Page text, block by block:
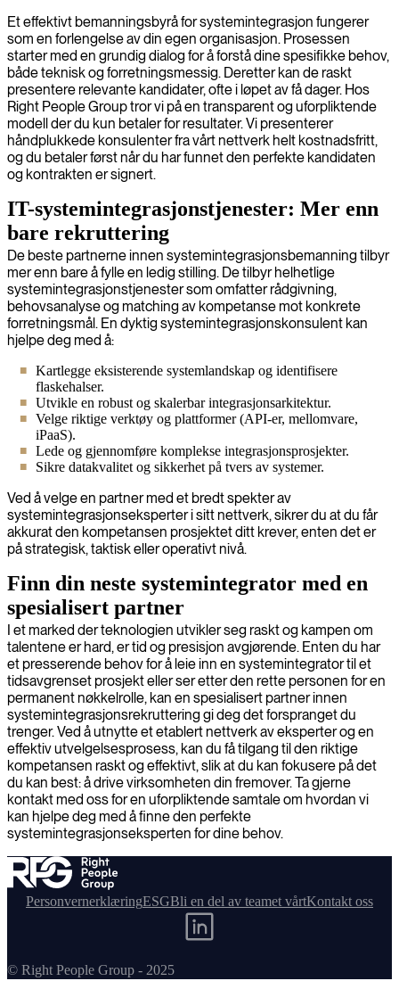
Et effektivt bemanningsbyrå for systemintegrasjon fungerer
som en forlengelse av din egen organisasjon. Prosessen
starter med en grundig dialog for å forstå dine spesifikke behov,
både teknisk og forretningsmessig. Deretter kan de raskt
presentere relevante kandidater, ofte i løpet av få dager. Hos
Right People Group tror vi på en transparent og uforpliktende
modell der du kun betaler for resultater. Vi presenterer
håndplukkede konsulenter fra vårt nettverk helt kostnadsfritt,
og du betaler først når du har funnet den perfekte kandidaten
og kontrakten er signert.
IT-systemintegrasjonstjenester: Mer enn
bare rekruttering
De beste partnerne innen systemintegrasjonsbemanning tilbyr
mer enn bare å fylle en ledig stilling. De tilbyr helhetlige
systemintegrasjonstjenester som omfatter rådgivning,
behovsanalyse og matching av kompetanse mot konkrete
forretningsmål. En dyktig systemintegrasjonskonsulent kan
hjelpe deg med å:
Kartlegge eksisterende systemlandskap og identifisere
flaskehalser.
Utvikle en robust og skalerbar integrasjonsarkitektur.
Velge riktige verktøy og plattformer (API-er, mellomvare,
iPaaS).
Lede og gjennomføre komplekse integrasjonsprosjekter.
Sikre datakvalitet og sikkerhet på tvers av systemer.
Ved å velge en partner med et bredt spekter av
systemintegrasjonseksperter i sitt nettverk, sikrer du at du får
akkurat den kompetansen prosjektet ditt krever, enten det er
på strategisk, taktisk eller operativt nivå.
Finn din neste systemintegrator med en
spesialisert partner
I et marked der teknologien utvikler seg raskt og kampen om
talentene er hard, er tid og presisjon avgjørende. Enten du har
et presserende behov for å leie inn en systemintegrator til et
tidsavgrenset prosjekt eller ser etter den rette personen for en
permanent nøkkelrolle, kan en spesialisert partner innen
systemintegrasjonsrekruttering gi deg det forspranget du
trenger. Ved å utnytte et etablert nettverk av eksperter og en
effektiv utvelgelsesprosess, kan du få tilgang til den riktige
kompetansen raskt og effektivt, slik at du kan fokusere på det
du kan best: å drive virksomheten din fremover. Ta gjerne
kontakt med oss for en uforpliktende samtale om hvordan vi
kan hjelpe deg med å finne den perfekte
systemintegrasjonseksperten for dine behov.
PersonvernerklæringESGBli en del av teamet vårtKontakt oss
© Right People Group - 2025